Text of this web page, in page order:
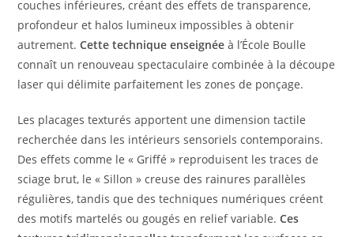
couches inférieures, créant des effets de transparence,
profondeur et halos lumineux impossibles à obtenir
autrement.Cette technique enseignée à l’École Boulle
connaît un renouveau spectaculaire combinée à la découpe
laser qui délimite parfaitement les zones de ponçage.
Les placages texturés apportent une dimension tactile
recherchée dans les intérieurs sensoriels contemporains.
Des effets comme le « Griffé » reproduisent les traces de
sciage brut, le « Sillon » creuse des rainures parallèles
régulières, tandis que des techniques numériques créent
des motifs martelés ou gougés en relief variable.Ces